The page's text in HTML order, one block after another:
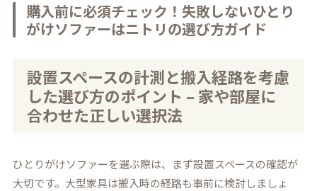
購入前に必須チェック！失敗しないひとり
がけソファーはニトリの選び方ガイド
設置スペースの計測と搬入経路を考慮
した選び方のポイント – 家や部屋に
合わせた正しい選択法
ひとりがけソファーを選ぶ際は、まず設置スペースの確認が
大切です。大型家具は搬入時の経路も事前に検討しましょ